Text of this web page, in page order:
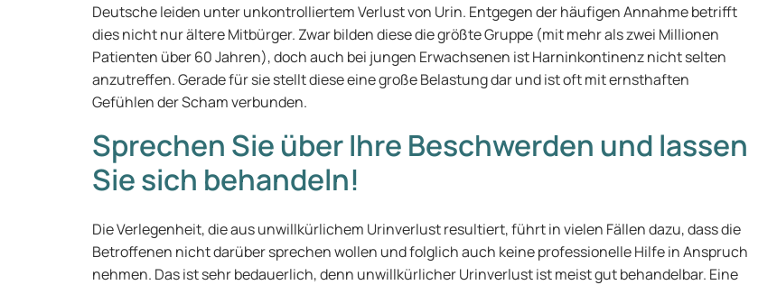
Deutsche leiden unter unkontrolliertem Verlust von Urin. Entgegen der häufigen Annahme betrifft
dies nicht nur ältere Mitbürger. Zwar bilden diese die größte Gruppe (mit mehr als zwei Millionen
Patienten über 60 Jahren), doch auch bei jungen Erwachsenen ist Harninkontinenz nicht selten
anzutreffen. Gerade für sie stellt diese eine große Belastung dar und ist oft mit ernsthaften
Gefühlen der Scham verbunden.
Sprechen Sie über Ihre Beschwerden und lassen
Sie sich behandeln!
Die Verlegenheit, die aus unwillkürlichem Urinverlust resultiert, führt in vielen Fällen dazu, dass die
Betroffenen nicht darüber sprechen wollen und folglich auch keine professionelle Hilfe in Anspruch
nehmen. Das ist sehr bedauerlich, denn unwillkürlicher Urinverlust ist meist gut behandelbar. Eine